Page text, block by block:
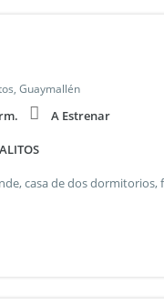
Guaymallén
A Estrenar